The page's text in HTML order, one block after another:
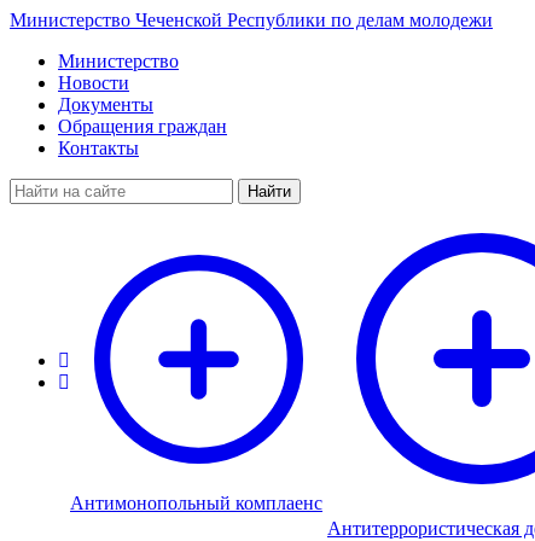
Министерство Чеченской Республики по делам молодежи
Министерство
Новости
Документы
Обращения граждан
Контакты
Найти
Антимонопольный комплаенс
Антитеррористическая